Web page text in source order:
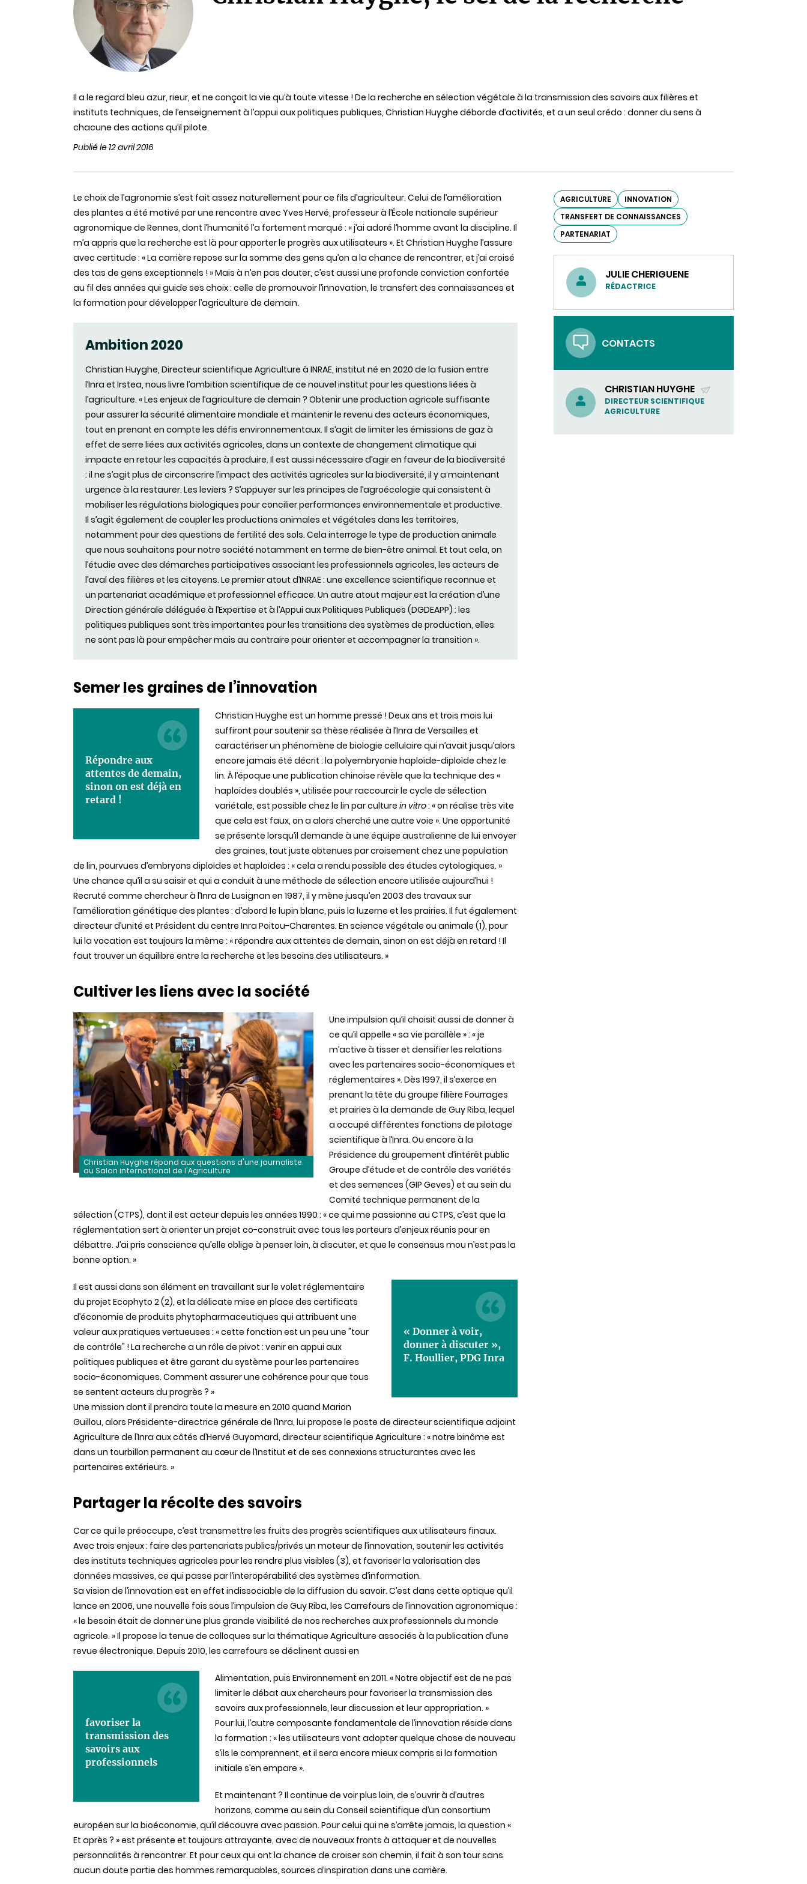
Il a le regard bleu azur, rieur, et ne conçoit la vie qu’à toute vitesse ! De la recherche en sélection végétale à la transmission des savoirs aux filières et
instituts techniques, de l’enseignement à l’appui aux politiques publiques, Christian Huyghe déborde d’activités, et a un seul crédo : donner du sens à
chacune des actions qu’il pilote.
Publié le 12 avril 2016
Le choix de l’agronomie s’est fait assez naturellement pour ce fils d’agriculteur. Celui de l’amélioration
des plantes a été motivé par une rencontre avec Yves Hervé, professeur à l’École nationale supérieur
agronomique de Rennes, dont l’humanité l’a fortement marqué : « j’ai adoré l’homme avant la discipline. Il
m’a appris que la recherche est là pour apporter le progrès aux utilisateurs ». Et Christian Huyghe l’assure
avec certitude : « La carrière repose sur la somme des gens qu’on a la chance de rencontrer, et j’ai croisé
des tas de gens exceptionnels ! » Mais à n’en pas douter, c’est aussi une profonde conviction confortée
au fil des années qui guide ses choix : celle de promouvoir l’innovation, le transfert des connaissances et
la formation pour développer l’agriculture de demain.
Ambition 2020
Christian Huyghe, Directeur scientifique Agriculture à INRAE, institut né en 2020 de la fusion entre
l’Inra et Irstea, nous livre l’ambition scientifique de ce nouvel institut pour les questions liées à
l’agriculture. « Les enjeux de l’agriculture de demain ? Obtenir une production agricole suffisante
pour assurer la sécurité alimentaire mondiale et maintenir le revenu des acteurs économiques,
tout en prenant en compte les défis environnementaux. Il s’agit de limiter les émissions de gaz à
effet de serre liées aux activités agricoles, dans un contexte de changement climatique qui
impacte en retour les capacités à produire. Il est aussi nécessaire d’agir en faveur de la biodiversité
: il ne s’agit plus de circonscrire l’impact des activités agricoles sur la biodiversité, il y a maintenant
urgence à la restaurer. Les leviers ? S’appuyer sur les principes de l’agroécologie qui consistent à
mobiliser les régulations biologiques pour concilier performances environnementale et productive.
Il s’agit également de coupler les productions animales et végétales dans les territoires,
notamment pour des questions de fertilité des sols. Cela interroge le type de production animale
que nous souhaitons pour notre société notamment en terme de bien-être animal. Et tout cela, on
l’étudie avec des démarches participatives associant les professionnels agricoles, les acteurs de
l’aval des filières et les citoyens. Le premier atout d’INRAE : une excellence scientifique reconnue et
un partenariat académique et professionnel efficace. Un autre atout majeur est la création d’une
Direction générale déléguée à l’Expertise et à l’Appui aux Politiques Publiques (DGDEAPP) : les
politiques publiques sont très importantes pour les transitions des systèmes de production, elles
ne sont pas là pour empêcher mais au contraire pour orienter et accompagner la transition ».
Semer les graines de l’innovation
Répondre aux
attentes de demain,
sinon on est déjà en
retard !
Christian Huyghe est un homme pressé ! Deux ans et trois mois lui
suffiront pour soutenir sa thèse réalisée à l’Inra de Versailles et
caractériser un phénomène de biologie cellulaire qui n’avait jusqu’alors
encore jamais été décrit : la polyembryonie haploïde-diploïde chez le
lin. À l’époque une publication chinoise révèle que la technique des «
haploïdes doublés », utilisée pour raccourcir le cycle de sélection
variétale, est possible chez le lin par culture in vitro: « on réalise très vite
que cela est faux, on a alors cherché une autre voie ». Une opportunité
se présente lorsqu’il demande à une équipe australienne de lui envoyer
des graines, tout juste obtenues par croisement chez une population
de lin, pourvues d’embryons diploïdes et haploïdes : « cela a rendu possible des études cytologiques. »
Une chance qu’il a su saisir et qui a conduit à une méthode de sélection encore utilisée aujourd’hui !
Recruté comme chercheur à l’Inra de Lusignan en 1987, il y mène jusqu’en 2003 des travaux sur
l’amélioration génétique des plantes : d’abord le lupin blanc, puis la luzerne et les prairies. Il fut également
directeur d’unité et Président du centre Inra Poitou-Charentes. En science végétale ou animale (1), pour
lui la vocation est toujours la même : « répondre aux attentes de demain, sinon on est déjà en retard ! Il
faut trouver un équilibre entre la recherche et les besoins des utilisateurs. »
Cultiver les liens avec la société
Christian Huyghe répond aux questions d'une journaliste
au Salon international de l'Agriculture
Une impulsion qu’il choisit aussi de donner à
ce qu’il appelle « sa vie parallèle » : « je
m’active à tisser et densifier les relations
avec les partenaires socio-économiques et
réglementaires ». Dès 1997, il s’exerce en
prenant la tête du groupe filière Fourrages
et prairies à la demande de Guy Riba, lequel
a occupé différentes fonctions de pilotage
scientifique à l’Inra. Ou encore à la
Présidence du groupement d’intérêt public
Groupe d’étude et de contrôle des variétés
et des semences (GIP Geves) et au sein du
Comité technique permanent de la
sélection (CTPS), dont il est acteur depuis les années 1990 : « ce qui me passionne au CTPS, c’est que la
réglementation sert à orienter un projet co-construit avec tous les porteurs d’enjeux réunis pour en
débattre. J’ai pris conscience qu’elle oblige à penser loin, à discuter, et que le consensus mou n’est pas la
bonne option. »
« Donner à voir,
donner à discuter »,
F. Houllier, PDG Inra
Il est aussi dans son élément en travaillant sur le volet réglementaire
du projet Ecophyto 2 (2), et la délicate mise en place des certificats
d’économie de produits phytopharmaceutiques qui attribuent une
valeur aux pratiques vertueuses : « cette fonction est un peu une "tour
de contrôle" ! La recherche a un rôle de pivot : venir en appui aux
politiques publiques et être garant du système pour les partenaires
socio-économiques. Comment assurer une cohérence pour que tous
se sentent acteurs du progrès ? »
Une mission dont il prendra toute la mesure en 2010 quand Marion
Guillou, alors Présidente-directrice générale de l’Inra, lui propose le poste de directeur scientifique adjoint
Agriculture de l’Inra aux côtés d’Hervé Guyomard, directeur scientifique Agriculture : « notre binôme est
dans un tourbillon permanent au cœur de l’Institut et de ses connexions structurantes avec les
partenaires extérieurs. »
Partager la récolte des savoirs
Car ce qui le préoccupe, c’est transmettre les fruits des progrès scientifiques aux utilisateurs finaux.
Avec trois enjeux : faire des partenariats publics/privés un moteur de l’innovation, soutenir les activités
des instituts techniques agricoles pour les rendre plus visibles (3), et favoriser la valorisation des
données massives, ce qui passe par l’interopérabilité des systèmes d’information.
Sa vision de l’innovation est en effet indissociable de la diffusion du savoir. C’est dans cette optique qu’il
lance en 2006, une nouvelle fois sous l’impulsion de Guy Riba, les Carrefours de l’innovation agronomique :
« le besoin était de donner une plus grande visibilité de nos recherches aux professionnels du monde
agricole. » Il propose la tenue de colloques sur la thématique Agriculture associés à la publication d’une
revue électronique. Depuis 2010, les carrefours se déclinent aussi en
favoriser la
transmission des
savoirs aux
professionnels
Alimentation, puis Environnement en 2011. « Notre objectif est de ne pas
limiter le débat aux chercheurs pour favoriser la transmission des
savoirs aux professionnels, leur discussion et leur appropriation. »
Pour lui, l’autre composante fondamentale de l’innovation réside dans
la formation : « les utilisateurs vont adopter quelque chose de nouveau
s’ils le comprennent, et il sera encore mieux compris si la formation
initiale s’en empare ».
Et maintenant ? Il continue de voir plus loin, de s’ouvrir à d’autres
horizons, comme au sein du Conseil scientifique d’un consortium
européen sur la bioéconomie, qu’il découvre avec passion. Pour celui qui ne s’arrête jamais, la question «
Et après ? » est présente et toujours attrayante, avec de nouveaux fronts à attaquer et de nouvelles
personnalités à rencontrer. Et pour ceux qui ont la chance de croiser son chemin, il fait à son tour sans
aucun doute partie des hommes remarquables, sources d’inspiration dans une carrière.
AGRICULTURE
INNOVATION
TRANSFERT DE CONNAISSANCES
PARTENARIAT
JULIE CHERIGUENE
RÉDACTRICE
CONTACTS
CHRISTIAN HUYGHE
(ENVOYER
UN
DIRECTEUR SCIENTIFIQUE
AGRICULTURE